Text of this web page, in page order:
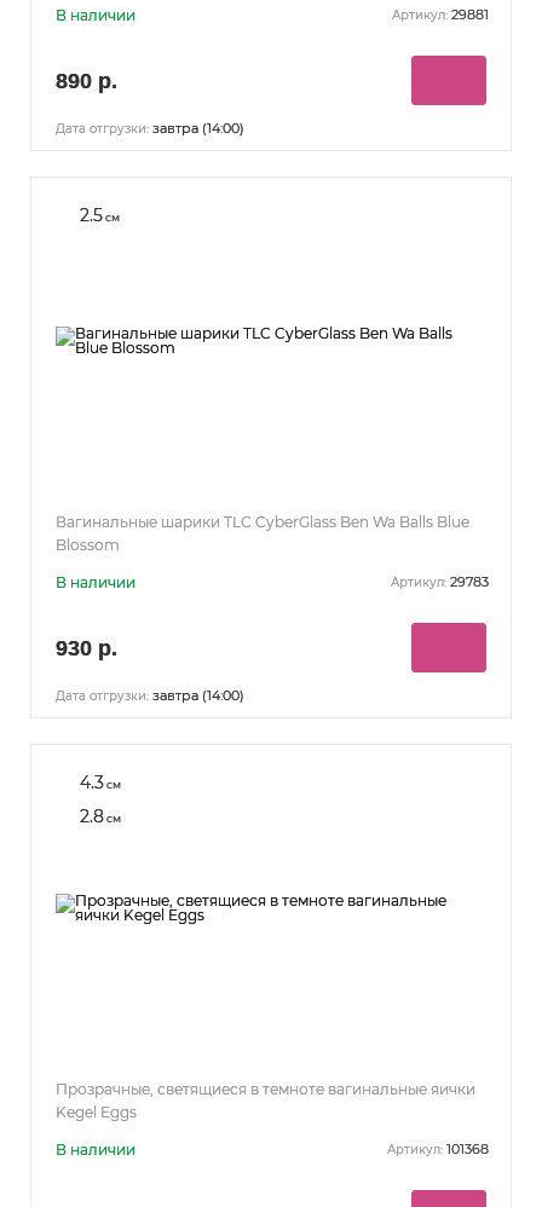
В наличии Артикул: 29881
890 р.
Дата отгрузки: завтра (14:00)
2.5см
Вагинальные шарики TLC CyberGlass Ben Wa Balls Blue
Blossom
В наличии Артикул: 29783
930 р.
Дата отгрузки: завтра (14:00)
4.3см
2.8см
Прозрачные, светящиеся в темноте вагинальные яички
Kegel Eggs
В наличии Артикул: 101368